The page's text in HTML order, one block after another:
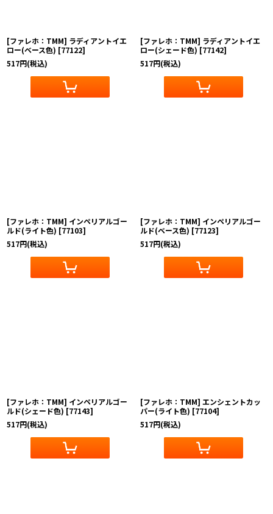
[ファレホ：TMM] ラディアントイエ
ロー(ベース色) [77122]
517円(税込)
[ファレホ：TMM] ラディアントイエ
ロー(シェード色) [77142]
517円(税込)
[ファレホ：TMM] インペリアルゴー
ルド(ライト色) [77103]
517円(税込)
[ファレホ：TMM] インペリアルゴー
ルド(ベース色) [77123]
517円(税込)
[ファレホ：TMM] インペリアルゴー
ルド(シェード色) [77143]
517円(税込)
[ファレホ：TMM] エンシェントカッ
パー(ライト色) [77104]
517円(税込)